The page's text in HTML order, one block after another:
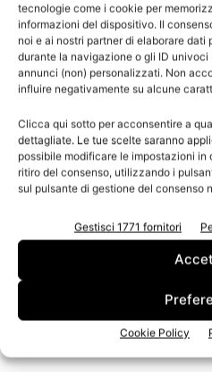
tecnologie come i cookie per
informazioni del dispositivo. Il
noi e ai nostri partner di elaborare
durante la navigazione o gli ID univoci
annunci (non) personalizzati. Non
influire negativamente su alcune
Clicca qui sotto per acconsentire a
dettagliate. Le tue scelte saranno
possibile modificare le impostazioni in
ritiro del consenso, utilizzando i
sul pulsante di gestione del consenso
Gestisci 1771 fornitori
Cookie Policy
n.3 - Giugno 2026 n.2 -
Edicola Web